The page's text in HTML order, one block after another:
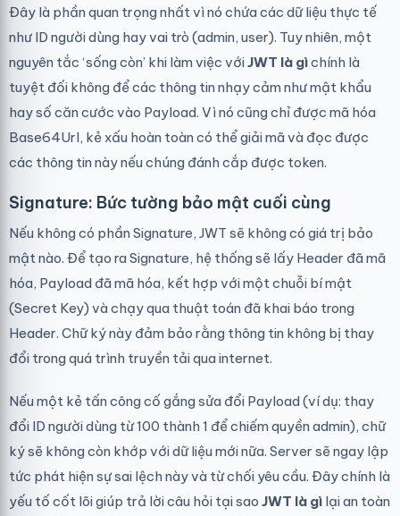
Đây là phần quan trọng nhất vì nó chứa các dữ liệu thực tế
như ID người dùng hay vai trò (admin, user). Tuy nhiên, một
nguyên tắc ‘sống còn’ khi làm việc vớiJWT là gìchính là
tuyệt đối không để các thông tin nhạy cảm như mật khẩu
hay số căn cước vào Payload. Vì nó cũng chỉ được mã hóa
Base64Url, kẻ xấu hoàn toàn có thể giải mã và đọc được
các thông tin này nếu chúng đánh cắp được token.
Signature: Bức tường bảo mật cuối cùng
Nếu không có phần Signature, JWT sẽ không có giá trị bảo
mật nào. Để tạo ra Signature, hệ thống sẽ lấy Header đã mã
hóa, Payload đã mã hóa, kết hợp với một chuỗi bí mật
(Secret Key) và chạy qua thuật toán đã khai báo trong
Header. Chữ ký này đảm bảo rằng thông tin không bị thay
đổi trong quá trình truyền tải qua internet.
Nếu một kẻ tấn công cố gắng sửa đổi Payload (ví dụ: thay
đổi ID người dùng từ 100 thành 1 để chiếm quyền admin), chữ
ký sẽ không còn khớp với dữ liệu mới nữa. Server sẽ ngay lập
tức phát hiện sự sai lệch này và từ chối yêu cầu. Đây chính là
yếu tố cốt lõi giúp trả lời câu hỏi tại sao JWT là gì lại an toàn